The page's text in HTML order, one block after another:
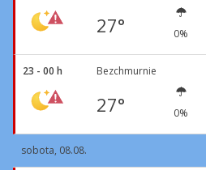
27° 0%
23 - 00 h Bezchmurnie
27° 0%
sobota, 08.08.